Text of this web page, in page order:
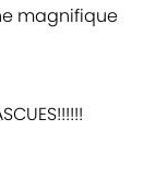
magnifique